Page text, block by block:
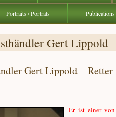
Portraits / Porträts
Gert Lippold
Gert Lippold – Retter
Er ist einer